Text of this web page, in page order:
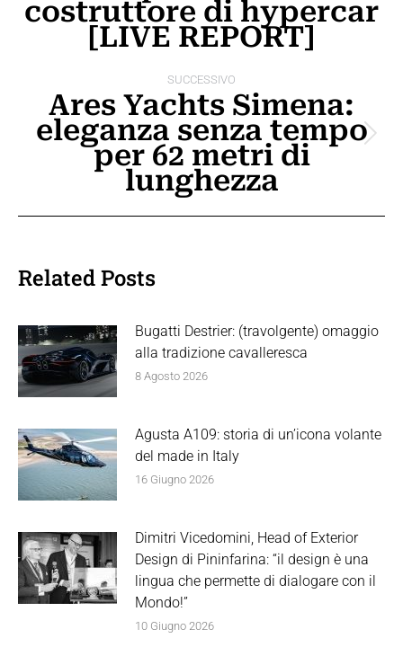
costruttore di hypercar
[LIVE REPORT]
SUCCESSIVO
Prossimo
post:
Ares Yachts Simena:
eleganza senza tempo
per 62 metri di
lunghezza
Related Posts
Bugatti Destrier: (travolgente) omaggio
alla tradizione cavalleresca
8 Agosto 2026
Agusta A109: storia di un’icona volante
del made in Italy
16 Giugno 2026
Dimitri Vicedomini, Head of Exterior
Design di Pininfarina: “il design è una
lingua che permette di dialogare con il
Mondo!”
10 Giugno 2026